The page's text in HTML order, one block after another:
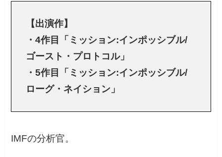
【出演作】
・4作目「ミッション:インポッシブル/
ゴースト・プロトコル」
・5作目「ミッション:インポッシブル/
ローグ・ネイション」
IMFの分析官。